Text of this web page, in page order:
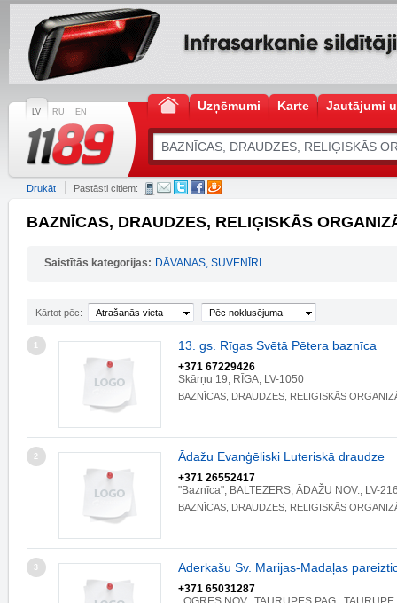
LV RU EN Uzņēmumi Karte Jautājumi
Drukāt Pastāsti citiem:
BAZNĪCAS, DRAUDZES, RELIĢISKĀS
Saistītās kategorijas: DĀVANAS, SUVENĪRI
Kārtot pēc: Atrašanās vieta Pēc noklusējuma
1 13. gs. Rīgas Svētā Pētera baznīca
+371 67229426
Skārņu 19, RĪGA, LV-1050
BAZNĪCAS, DRAUDZES, RELIĢISKĀS
2 Ādažu Evanģēliski Luteriskā draudze
+371 26552417
"Baznīca", BALTEZERS, ĀDAŽU NOV., LV-
BAZNĪCAS, DRAUDZES, RELIĢISKĀS
3 Aderkašu Sv. Marijas-Madaļas
+371 65031287